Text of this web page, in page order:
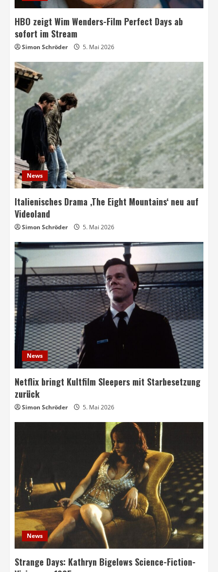
HBO zeigt Wim Wenders-Film Perfect Days ab
sofort im Stream
Simon Schröder 5. Mai 2026
News
Italienisches Drama ‚The Eight Mountains‘ neu auf
Videoland
Simon Schröder 5. Mai 2026
News
Netflix bringt Kultfilm Sleepers mit Starbesetzung
zurück
Simon Schröder 5. Mai 2026
News
Strange Days: Kathryn Bigelows Science-Fiction-